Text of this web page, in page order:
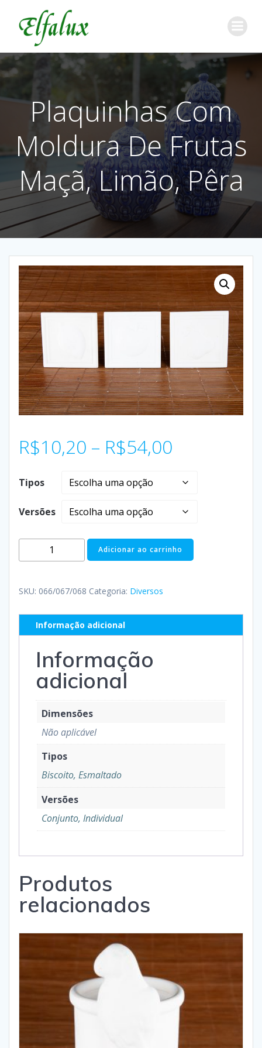
Plaquinhas Com
Moldura De Frutas
Maçã, Limão, Pêra
R$10,20 – R$54,00
Tipos
Versões
Adicionar ao carrinho
SKU: 066/067/068 Categoria: Diversos
Informação adicional
Informação
adicional
Dimensões
Não aplicável
Tipos
Biscoito, Esmaltado
Versões
Conjunto, Individual
Produtos
relacionados